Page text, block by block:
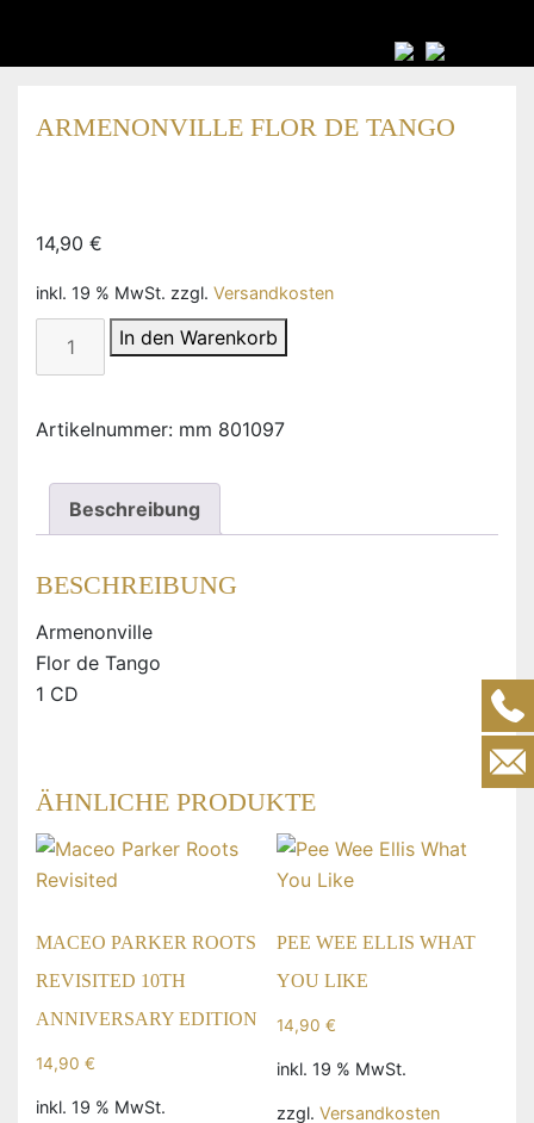
ARMENONVILLE FLOR DE TANGO
14,90 €
inkl. 19 % MwSt. zzgl. Versandkosten
Armenonville
Tango
In den Warenkorb
Artikelnummer: mm 801097
Beschreibung
BESCHREIBUNG
Armenonville
Flor de Tango
1 CD
ÄHNLICHE PRODUKTE
MACEO PARKER ROOTS
REVISITED 10TH
ANNIVERSARY EDITION
14,90 €
inkl. 19 % MwSt.
PEE WEE ELLIS WHAT
YOU LIKE
14,90 €
inkl. 19 % MwSt.
zzgl. Versandkosten